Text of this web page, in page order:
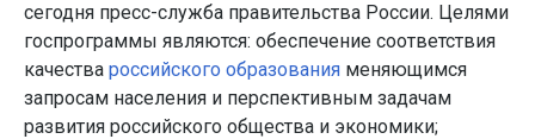
сегодня пресс-служба правительства России. Целями
госпрограммы являются: обеспечение соответствия
качества российского образования меняющимся
запросам населения и перспективным задачам
развития российского общества и экономики;